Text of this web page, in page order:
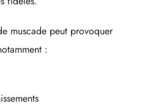
muscade peut provoquer
: